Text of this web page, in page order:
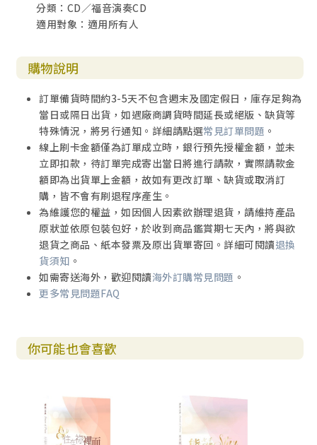
分類：CD／福音演奏CD
適用對象：適用所有人
購物說明
訂單備貨時間約3-5天不包含週末及國定假日，庫存足夠為
當日或隔日出貨，如遇廠商調貨時間延長或絕版、缺貨等
特殊情況，將另行通知。詳細請點選常見訂單問題 。
線上刷卡金額僅為訂單成立時，銀行預先授權金額，並未
立即扣款，待訂單完成寄出當日將進行請款，實際請款金
額即為出貨單上金額，故如有更改訂單、缺貨或取消訂
購，皆不會有刷退程序產生。
為維護您的權益，如因個人因素欲辦理退貨，請維持產品
原狀並依原包裝包好，於收到商品鑑賞期七天內，將與欲
退貨之商品、紙本發票及原出貨單寄回。詳細可閱讀退換
貨須知 。
如需寄送海外，歡迎閱讀海外訂購常見問題 。
更多常見問題FAQ
你可能也會喜歡